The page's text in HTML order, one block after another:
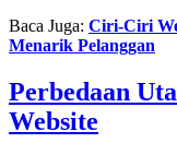
Baca Juga: Ciri-Ciri
Menarik Pelanggan
Perbedaan
Website